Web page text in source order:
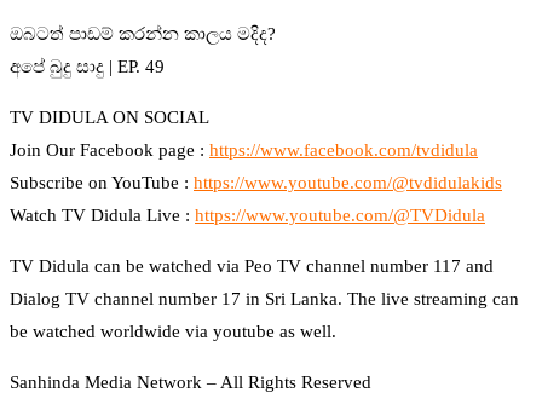
ඔබටත් පාඩම් කරන්න කාලය මදිද?
අපේ බුදු සාදු | EP. 49
TV DIDULA ON SOCIAL
Join Our Facebook page : https://www.facebook.com/tvdidula
Subscribe on YouTube : https://www.youtube.com/@tvdidulakids
Watch TV Didula Live : https://www.youtube.com/@TVDidula
TV Didula can be watched via Peo TV channel number 117 and
Dialog TV channel number 17 in Sri Lanka. The live streaming can
be watched worldwide via youtube as well.
Sanhinda Media Network – All Rights Reserved